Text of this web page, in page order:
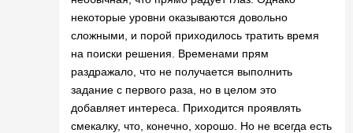
некоторые уровни оказываются довольно
сложными, и порой приходилось тратить время
на поиски решения. Временами прям
раздражало, что не получается выполнить
задание с первого раза, но в целом это
добавляет интереса. Приходится проявлять
смекалку, что, конечно, хорошо. Но не всегда есть